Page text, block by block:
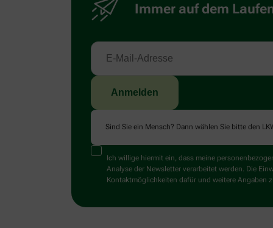
Immer auf dem
Sind Sie ein Mensch? Dann wählen Sie bitte den
Ich willige hiermit ein, dass meine
Analyse der Newsletter verarbeitet werden. Die
Kontaktmöglichkeiten dafür und weitere Angaben